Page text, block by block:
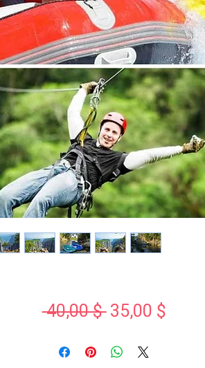
40,00 $ Standardpreis
35,00 $Sale-